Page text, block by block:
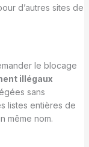
d’autres sites de
le blocage
illégaux
sans
listes entières de
même nom.